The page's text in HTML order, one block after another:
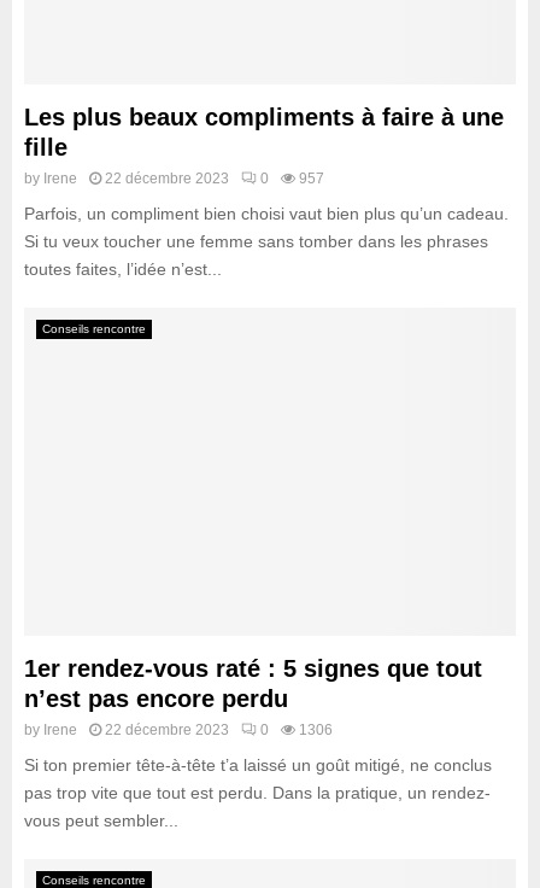
Les plus beaux compliments à faire à une
fille
by Irene 22 décembre 2023 0 957
Parfois, un compliment bien choisi vaut bien plus qu’un cadeau.
Si tu veux toucher une femme sans tomber dans les phrases
toutes faites, l’idée n’est...
Conseils rencontre
1er rendez-vous raté : 5 signes que tout
n’est pas encore perdu
by Irene 22 décembre 2023 0 1306
Si ton premier tête-à-tête t’a laissé un goût mitigé, ne conclus
pas trop vite que tout est perdu. Dans la pratique, un rendez-
vous peut sembler...
Conseils rencontre